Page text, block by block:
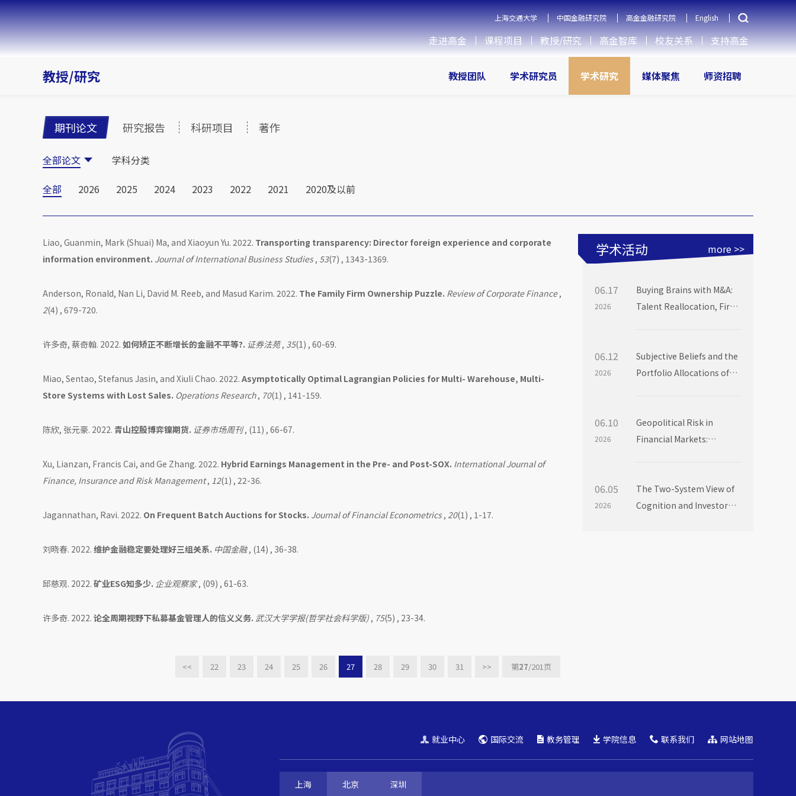
上海交通大学 中国金融研究院 高金金融研究院 English
走进高金 课程项目 教授/研究 高金智库 校友关系 支持高金
教授/研究 教授团队 学术研究员 学术研究 媒体聚焦 师资招聘
期刊论文 研究报告 科研项目 著作
全部论文 学科分类
全部 2026 2025 2024 2023 2022 2021 2020及以前
Liao, Guanmin, Mark (Shuai) Ma, and Xiaoyun Yu. 2022. Transporting transparency: Director foreign experience and corporate
information environment. Journal of International Business Studies, 53(7) , 1343-1369.
Anderson, Ronald, Nan Li, David M. Reeb, and Masud Karim. 2022. The Family Firm Ownership Puzzle. Review of Corporate Finance,
2(4) , 679-720.
许多奇, 蔡奇翰. 2022. 如何矫正不断增长的金融不平等?. 证券法苑, 35(1) , 60-69.
Miao, Sentao, Stefanus Jasin, and Xiuli Chao. 2022. Asymptotically Optimal Lagrangian Policies for Multi- Warehouse, Multi-
Store Systems with Lost Sales. Operations Research, 70(1) , 141-159.
陈欣, 张元豪. 2022. 青山控股博弈镍期货. 证券市场周刊, (11) , 66-67.
Xu, Lianzan, Francis Cai, and Ge Zhang. 2022. Hybrid Earnings Management in the Pre- and Post-SOX. International Journal of
Finance, Insurance and Risk Management, 12(1) , 22-36.
Jagannathan, Ravi. 2022. On Frequent Batch Auctions for Stocks. Journal of Financial Econometrics, 20(1) , 1-17.
刘晓春. 2022. 维护金融稳定要处理好三组关系. 中国金融, (14) , 36-38.
邱慈观. 2022. 矿业ESG知多少. 企业观察家, (09) , 61-63.
许多奇. 2022. 论全周期视野下私募基金管理人的信义义务. 武汉大学学报(哲学社会科学版) , 75(5) , 23-34.
<< 22 23 24 25 26 27 28 29 30 31 >> 第27/201页
学术活动 more >>
06.17
2026
Buying Brains with M&A:
Talent Reallocation, Firm
06.12
2026
Subjective Beliefs and the
Portfolio Allocations of
06.10
2026
Geopolitical Risk in
Financial Markets:
06.05
2026
The Two-System View of
Cognition and Investor
就业中心 国际交流 教务管理 学院信息 联系我们 网站地图
上海 北京 深圳